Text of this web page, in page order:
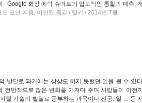
- Google 회장 에릭 슈미트의 압도적인 통찰과 예측,
코언 지음, 이진원 옮김 / 알키 / 2014년 7월
발달로 과거에는 상상도 하지 못했던 일을 볼 수 있
전반적으로 많은 변화를 가져다 주며 사람들이 이전
털 기술의 발달로 공부하는 과목이나 전공, 일 … 등